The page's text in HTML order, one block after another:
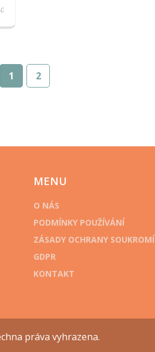
1 2
MENU
O NÁS
PODMÍNKY POUŽÍVÁNÍ
ZÁSADY OCHRANY SOUKROMÍ
GDPR
KONTAKT
práva vyhrazena.